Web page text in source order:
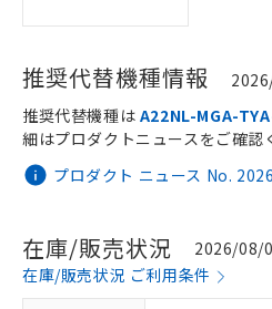
推奨代替機種情報
プロダクト ニュース No.
推奨代替機種は A22NL-MGA-
細はプロダクトニュースをご確認
在庫/販売状況
2026/08/
在庫/販売状況 ご利用条件